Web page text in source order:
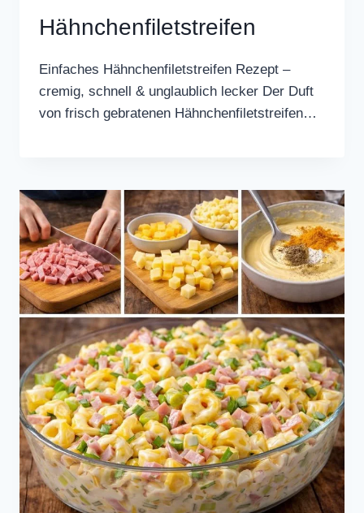
Hähnchenfiletstreifen
Einfaches Hähnchenfiletstreifen Rezept –
cremig, schnell & unglaublich lecker Der Duft
von frisch gebratenen Hähnchenfiletstreifen…